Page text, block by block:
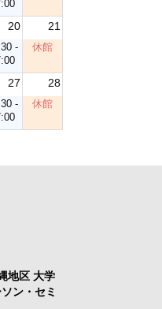
20 21
-
休館
27 28
-
休館
地区 大学
ン・セミ